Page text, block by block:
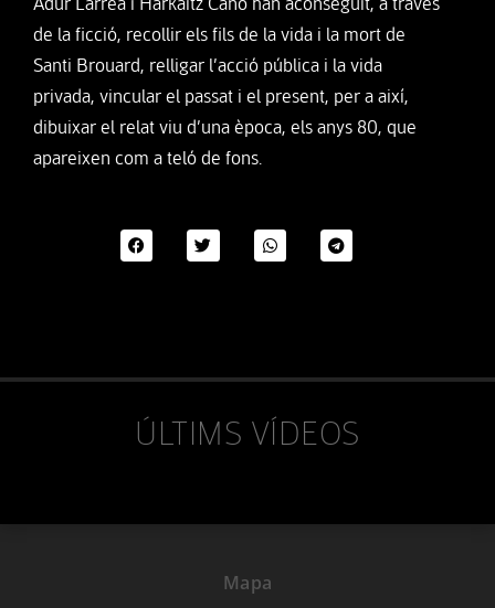
de la ficció, recollir els fils de la vida i la mort de
Santi Brouard, relligar l’acció pública i la vida
privada, vincular el passat i el present, per a així,
dibuixar el relat viu d’una època, els anys 80, que
apareixen com a teló de fons.
ÚLTIMS VÍDEOS
Mapa